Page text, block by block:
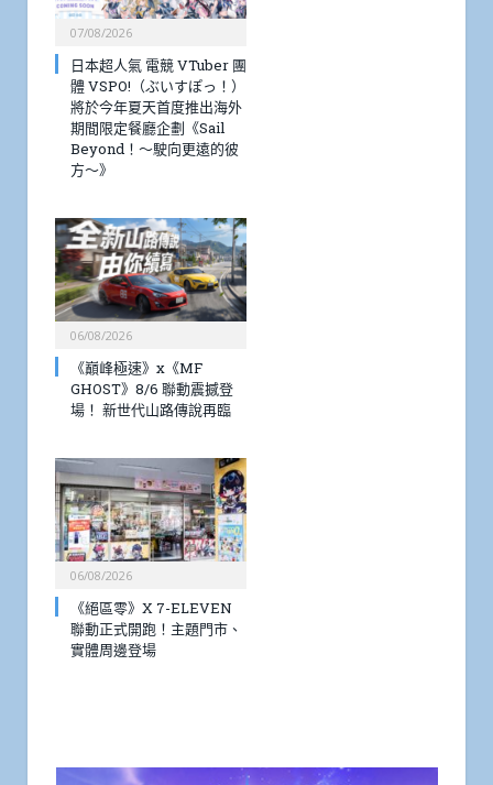
07/08/2026
日本超人氣 電競 VTuber 團
體 VSPO!（ぶいすぽっ！）
將於今年夏天首度推出海外
期間限定餐廳企劃《Sail
Beyond！～駛向更遠的彼
方～》
06/08/2026
《巔峰極速》x《MF
GHOST》8/6 聯動震撼登
場！ 新世代山路傳說再臨
06/08/2026
《絕區零》X 7-ELEVEN
聯動正式開跑！主題門市、
實體周邊登場